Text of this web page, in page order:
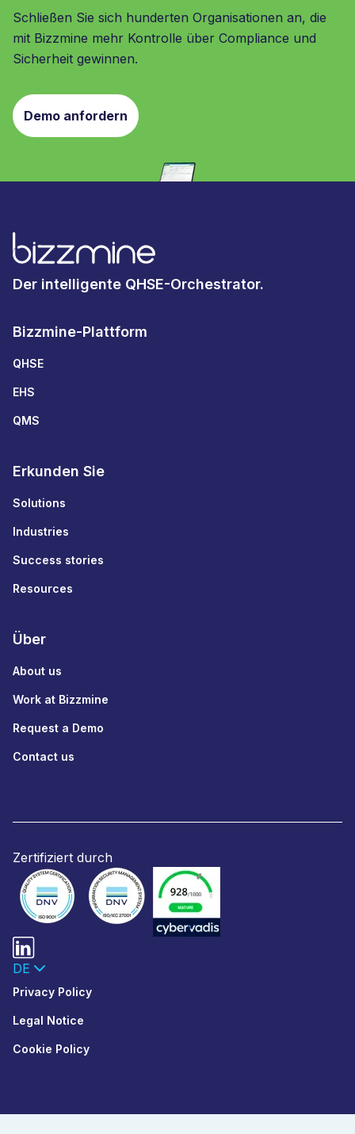
Schließen Sie sich hunderten Organisationen an, die
mit Bizzmine mehr Kontrolle über Compliance und
Sicherheit gewinnen.
Demo anfordern
Der intelligente QHSE-Orchestrator.
Bizzmine-Plattform
QHSE
EHS
QMS
Erkunden Sie
Solutions
Industries
Success stories
Resources
Über
About us
Work at Bizzmine
Request a Demo
Contact us
Zertifiziert durch
DE
Privacy Policy
Legal Notice
Cookie Policy